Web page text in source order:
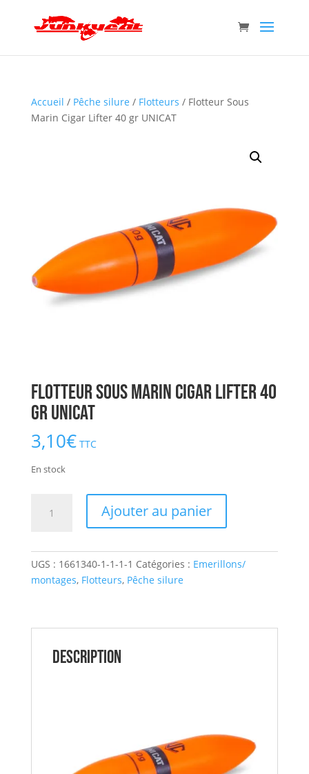
Accueil / Pêche silure / Flotteurs / Flotteur Sous
Marin Cigar Lifter 40 gr UNICAT
Flotteur Sous Marin Cigar Lifter 40
gr UNICAT
3,10€ TTC
En stock
Sous
Marin
Cigar
gr
Ajouter au panier
UGS : 1661340-1-1-1-1 Catégories : Emerillons/
montages, Flotteurs, Pêche silure
Description